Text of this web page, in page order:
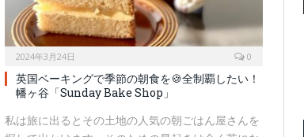
2024年3月24日 0
英国ベーキングで季節の朝食を🍪全制覇したい！
幡ヶ谷「Sunday Bake Shop」
私は旅に出るとその土地の人気の朝ごはん屋さんを